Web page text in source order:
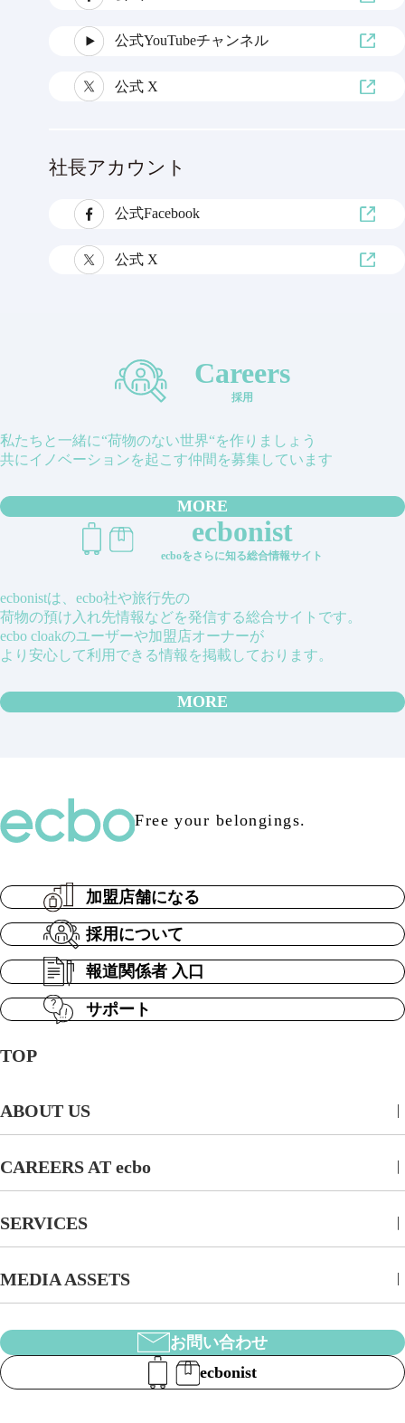
公式YouTubeチャンネル
公式 X
社長アカウント
公式Facebook
公式 X
Careers
採用
私たちと一緒に“荷物のない世界“を作りましょう
共にイノベーションを起こす仲間を募集しています
MORE
ecbonist
ecboをさらに知る総合情報サイト
ecbonistは、ecbo社や旅行先の
荷物の預け入れ先情報などを発信する総合サイトです。
ecbo cloakのユーザーや加盟店オーナーが
より安心して利用できる情報を掲載しております。
MORE
Free your belongings.
TOP
ABOUT US
CAREERS AT ecbo
SERVICES
MEDIA ASSETS
加盟店舗になる
採用について
報道関係者 入口
サポート
お問い合わせ
ecbonist